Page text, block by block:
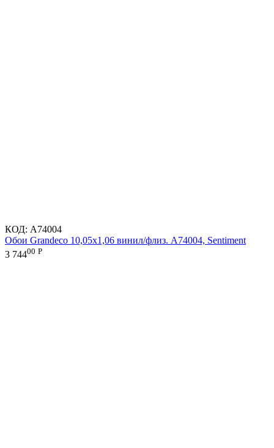
КОД: A74004
Обои Grandeco 10,05х1,06 винил/флиз. A74004, Sentiment
3 74400 Р